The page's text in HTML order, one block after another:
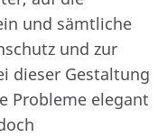
und sämtliche
und zur
dieser Gestaltung
Probleme elegant